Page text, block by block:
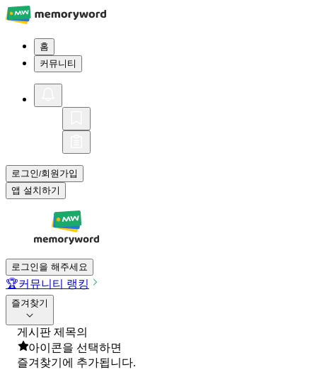
홈
커뮤니티
로그인/회원가입
앱 설치하기
로그인을 해주세요
🏆커뮤니티 랭킹
즐겨찾기
게시판 제목의
아이콘을 선택하면
즐겨찾기에 추가됩니다.